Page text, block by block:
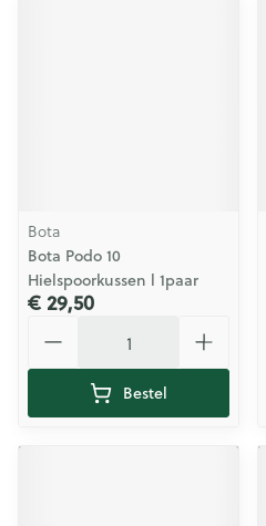
Bota
Bota Podo 10
Hielspoorkussen l 1paar
€ 29,50
Bestel